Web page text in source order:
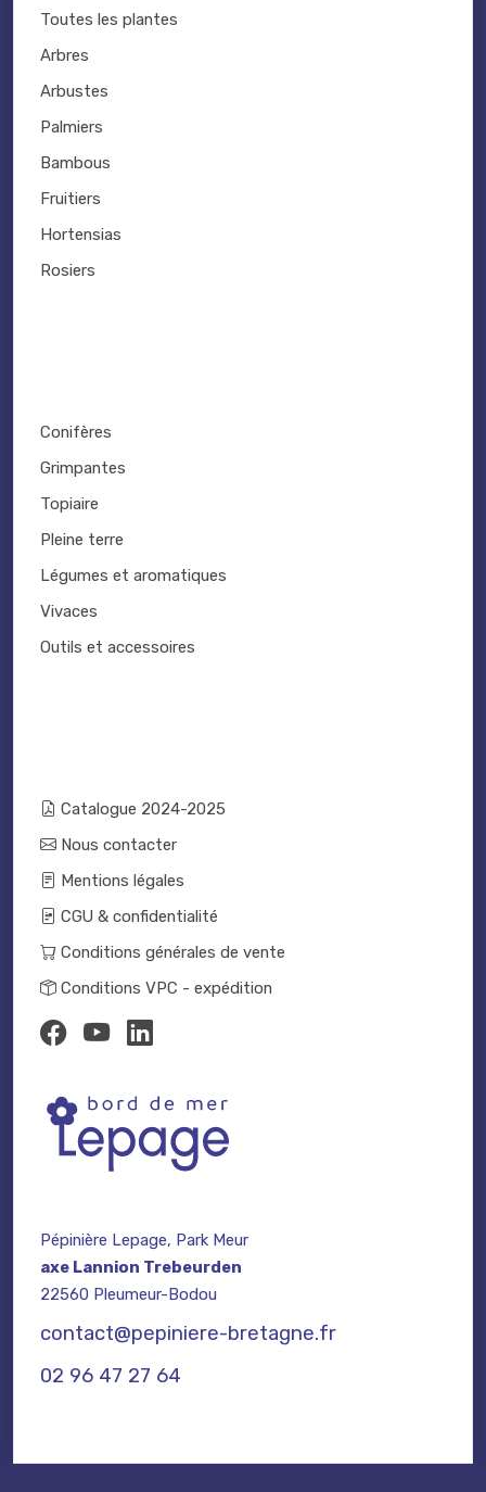
Toutes les plantes
Arbres
Arbustes
Palmiers
Bambous
Fruitiers
Hortensias
Rosiers
Conifères
Grimpantes
Topiaire
Pleine terre
Légumes et aromatiques
Vivaces
Outils et accessoires
Catalogue 2024-2025
Nous contacter
Mentions légales
CGU & confidentialité
Conditions générales de vente
Conditions VPC - expédition
Pépinière Lepage, Park Meur
axe Lannion Trebeurden
22560 Pleumeur-Bodou
contact@pepiniere-bretagne.fr
02 96 47 27 64